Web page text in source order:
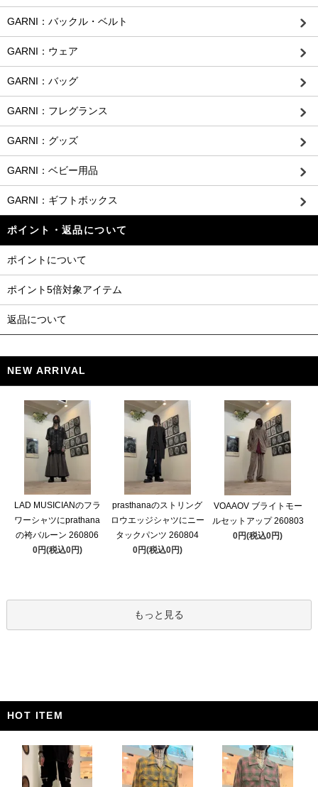
GARNI：バックル・ベルト
GARNI：ウェア
GARNI：バッグ
GARNI：フレグランス
GARNI：グッズ
GARNI：ベビー用品
GARNI：ギフトボックス
ポイント・返品について
ポイントについて
ポイント5倍対象アイテム
返品について
NEW ARRIVAL
LAD MUSICIANのフラ
ワーシャツにprathana
の袴バルーン 260806
0円(税込0円)
prasthanaのストリング
ロウエッジシャツにニー
タックパンツ 260804
0円(税込0円)
VOAAOV ブライトモー
ルセットアップ 260803
0円(税込0円)
もっと見る
HOT ITEM